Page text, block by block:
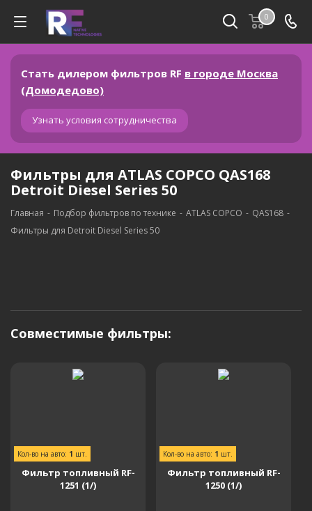
0
Стать дилером фильтров RF в городе Москва
(Домодедово)
Узнать условия сотрудничества
Фильтры для ATLAS COPCO QAS168
Detroit Diesel Series 50
Главная - Подбор фильтров по технике - ATLAS COPCO - QAS168 -
Фильтры для Detroit Diesel Series 50
Совместимые фильтры:
Кол-во на авто: 1 шт.
Фильтр топливный RF-
1251 (1/)
Кол-во на авто: 1 шт.
Фильтр топливный RF-
1250 (1/)